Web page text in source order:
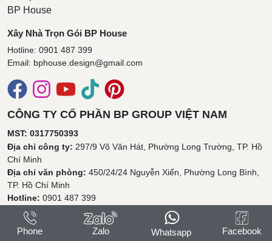
Xây Nhà Trọn Gói BP House
Hotline: 0901 487 399
Email: bphouse.design@gmail.com
CÔNG TY CỔ PHẦN BP GROUP VIỆT NAM
MST: 0317750393
Địa chỉ công ty: 297/9 Võ Văn Hát, Phường Long Trường, TP. Hồ
Chí Minh
Địa chỉ văn phòng: 450/24/24 Nguyễn Xiển, Phường Long Bình,
TP. Hồ Chí Minh
Hotline: 0901 487 399
Email:bphouse.design@gmail.com
Phone Zalo Whatsapp Facebook